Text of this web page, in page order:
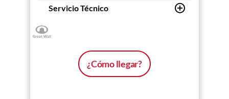
Servicio Técnico
¿Cómo llegar?